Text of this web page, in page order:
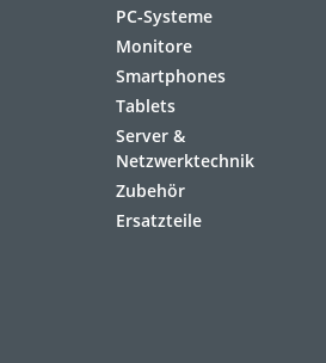
PC-Systeme
Monitore
Smartphones
Tablets
Server &
Netzwerktechnik
Zubehör
Ersatzteile